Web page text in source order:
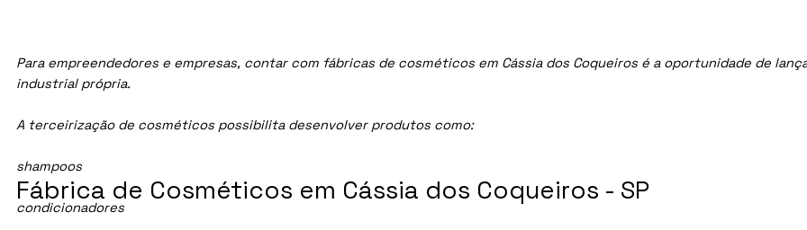
Para empreendedores e empresas, contar com fábricas de cosméticos em Cássia dos Coqueiros é a oportunidade de
industrial própria.
A terceirização de cosméticos possibilita desenvolver produtos como:
shampoos
condicionadores
Fábrica de Cosméticos em Cássia dos Coqueiros - SP